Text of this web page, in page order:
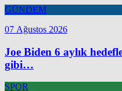
GÜNDEM
07 Ağustos 2026
Joe Biden 6 aylık
gibi…
SPOR